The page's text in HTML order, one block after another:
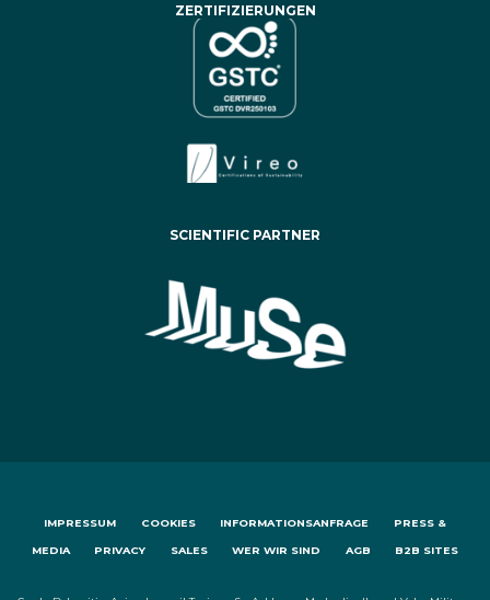
ZERTIFIZIERUNGEN
SCIENTIFIC PARTNER
IMPRESSUM COOKIES INFORMATIONSANFRAGE PRESS &
MEDIA PRIVACY SALES WER WIR SIND AGB B2B SITES